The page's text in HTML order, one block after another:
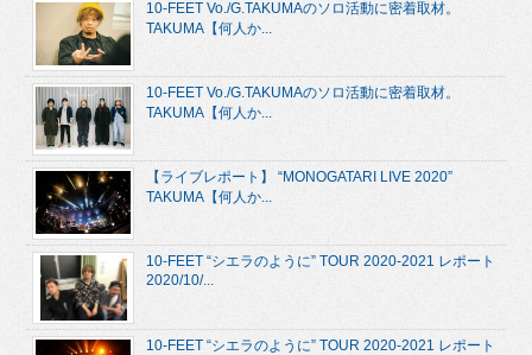
10-FEET Vo./G.TAKUMAのソロ活動に密着取材。
TAKUMA【何人か...
10-FEET Vo./G.TAKUMAのソロ活動に密着取材。
TAKUMA【何人か...
【ライブレポート】 “MONOGATARI LIVE 2020”
TAKUMA【何人か...
10-FEET “シエラのように” TOUR 2020-2021 レポート
2020/10/...
10-FEET “シエラのように” TOUR 2020-2021 レポート